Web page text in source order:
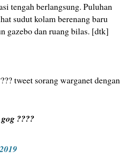
tengah berlangsung. Puluhan
sudut kolam berenang baru
gazebo dan ruang bilas. [dtk]
tweet sorang warganet dengan
????